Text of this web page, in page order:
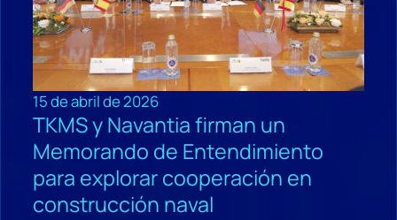
15 de abril de 2026
TKMS y Navantia firman un
Memorando de Entendimiento
para explorar cooperación en
construcción naval